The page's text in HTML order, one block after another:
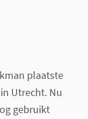
plaatste
Utrecht. Nu
gebruikt